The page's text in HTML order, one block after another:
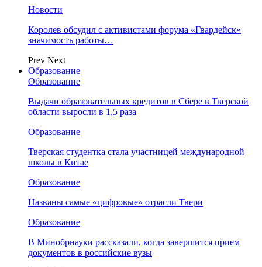
Новости
Королев обсудил с активистами форума «Гвардейск»
значимость работы…
Prev Next
Образование
Образование
Выдачи образовательных кредитов в Сбере в Тверской
области выросли в 1,5 раза
Образование
Тверская студентка стала участницей международной
школы в Китае
Образование
Названы самые «цифровые» отрасли Твери
Образование
В Минобрнауки рассказали, когда завершится прием
документов в российские вузы